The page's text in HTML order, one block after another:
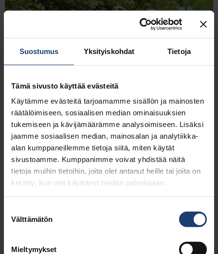
Suostumus Yksityiskohdat Tietoja
Tämä sivusto käyttää evästeitä
Käytämme evästeitä tarjoamamme sisällön ja mainosten
räätälöimiseen, sosiaalisen median ominaisuuksien
tukemiseen ja kävijämäärämme analysoimiseen. Lisäksi
jaamme sosiaalisen median, mainosalan ja analytiikka-
alan kumppaneillemme tietoja siitä, miten käytät
sivustoamme. Kumppanimme voivat yhdistää näitä
tietoja muihin tietoihin, joita olet antanut heille tai joita on
kerätty, kun olet käyttänyt heidän palvelujaan.
valinta
Välttämätön
Mieltymykset
SUOSITTELE JÄSENYYTTÄ
LUE LISÄÄ
YRITYSJÄSENEKSI